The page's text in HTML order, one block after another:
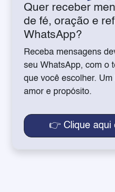
Quer receber
de fé, oração e
WhatsApp?
Receba mensagens
seu WhatsApp, com o
que você escolher.
amor e propósito.
👉 Clique aqui